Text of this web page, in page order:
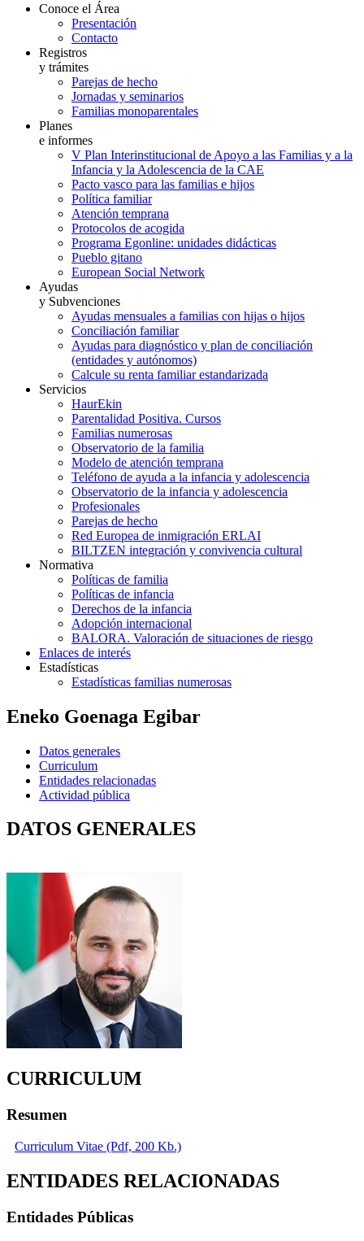
Conoce el Área
Presentación
Contacto
Registros
y trámites
Parejas de hecho
Jornadas y seminarios
Familias monoparentales
Planes
e informes
V Plan Interinstitucional de Apoyo a las Familias y a la
Infancia y la Adolescencia de la CAE
Pacto vasco para las familias e hijos
Política familiar
Atención temprana
Protocolos de acogida
Programa Egonline: unidades didácticas
Pueblo gitano
European Social Network
Ayudas
y Subvenciones
Ayudas mensuales a familias con hijas o hijos
Conciliación familiar
Ayudas para diagnóstico y plan de conciliación
(entidades y autónomos)
Calcule su renta familiar estandarizada
Servicios
HaurEkin
Parentalidad Positiva. Cursos
Familias numerosas
Observatorio de la familia
Modelo de atención temprana
Teléfono de ayuda a la infancia y adolescencia
Observatorio de la infancia y adolescencia
Profesionales
Parejas de hecho
Red Europea de inmigración ERLAI
BILTZEN integración y convivencia cultural
Normativa
Políticas de familia
Políticas de infancia
Derechos de la infancia
Adopción internacional
BALORA. Valoración de situaciones de riesgo
Enlaces de interés
Estadísticas
Estadísticas familias numerosas
Eneko Goenaga Egibar
Datos generales
Curriculum
Entidades relacionadas
Actividad pública
DATOS GENERALES
CURRICULUM
Resumen
Curriculum Vitae (Pdf, 200 Kb.)
ENTIDADES RELACIONADAS
Entidades Públicas